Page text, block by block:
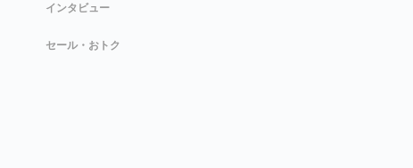
インタビュー
セール・おトク